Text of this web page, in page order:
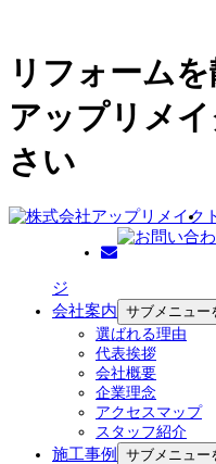
リフォーム
アップリメ
さい
ジ
会社案内 サブメニュー
選ばれる理由
代表挨拶
会社概要
企業理念
アクセスマップ
スタッフ紹介
施工事例
サブメニュー